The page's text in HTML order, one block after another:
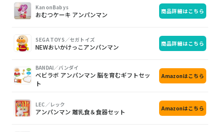
像品入
KanonBabys
おむつケーキ アンパンマン 商品詳細はこちら
SEGA TOYS／セガトイズ
NEWおいかけっこアンパンマン 商品詳細はこちら
BANDAI／バンダイ
ベビラボ アンパンマン 脳を育むギフトセッ
ト
Amazonはこちら
LEC／レック
アンパンマン 離乳食＆食器セット Amazonはこちら